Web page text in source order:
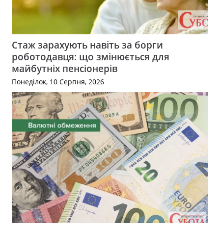
Стаж зарахують навіть за борги
роботодавця: що змінюється для
майбутніх пенсіонерів
Понеділок, 10 Серпня, 2026